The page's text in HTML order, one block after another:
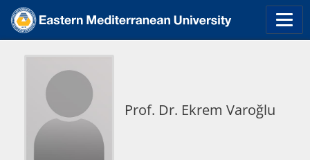
Prof. Dr. Ekrem Varoğlu